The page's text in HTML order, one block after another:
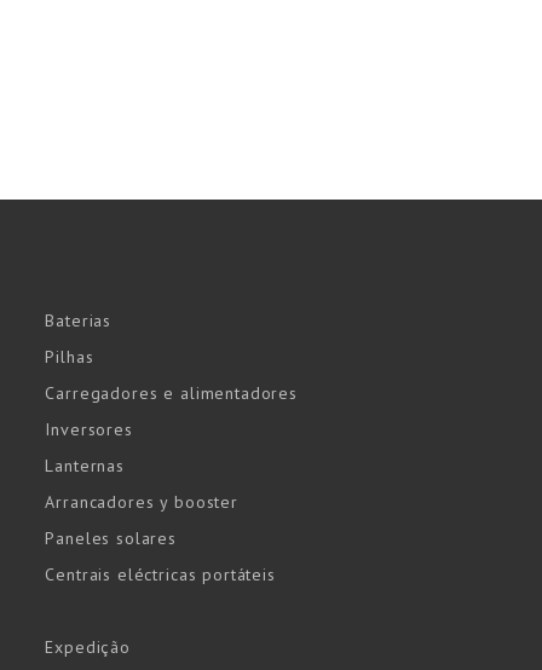
Baterias
Pilhas
Carregadores e alimentadores
Inversores
Lanternas
Arrancadores y booster
Paneles solares
Centrais eléctricas portáteis
Expedição